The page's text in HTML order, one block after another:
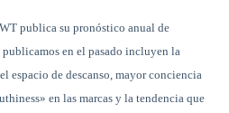
publica su pronóstico anual de
en el pasado incluyen la
espacio de descanso, mayor conciencia
en las marcas y la tendencia que